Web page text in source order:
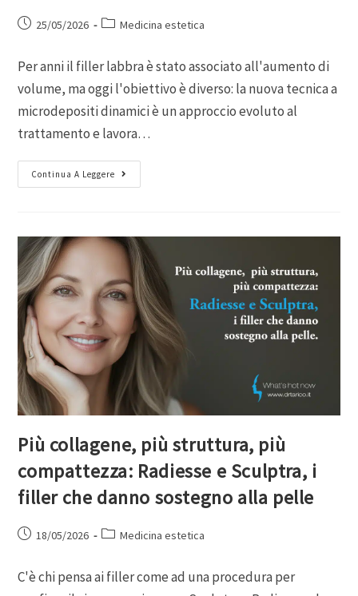
25/05/2026 Medicina estetica
Per anni il filler labbra è stato associato all'aumento di
volume, ma oggi l'obiettivo è diverso: la nuova tecnica a
microdepositi dinamici è un approccio evoluto al
trattamento e lavora…
Continua A Leggere
Più collagene, più struttura, più
compattezza: Radiesse e Sculptra, i
filler che danno sostegno alla pelle
18/05/2026 Medicina estetica
C'è chi pensa ai filler come ad una procedura per